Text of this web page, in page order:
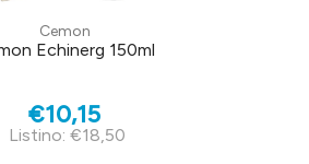
Cemon
Echinerg 150ml
€10,15
Listino: €18,50